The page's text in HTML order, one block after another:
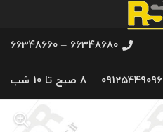
66348680 – 66348660
09125449096 8 صبح تا 10 شب